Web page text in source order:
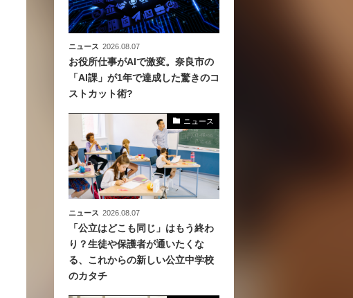
ニュース 2026.08.07
お役所仕事がAIで激変。奈良市の
「AI課」が1年で達成した驚きのコ
ストカット術?
ニュース
ニュース 2026.08.07
「公立はどこも同じ」はもう終わ
り？生徒や保護者が通いたくな
る、これからの新しい公立中学校
のカタチ